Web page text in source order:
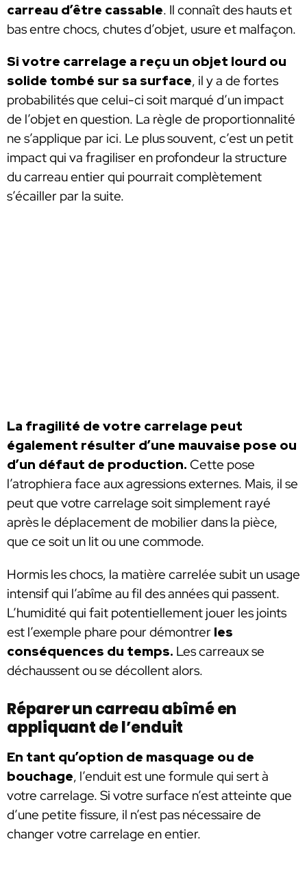
carreau d’être cassable. Il connaît des hauts et
bas entre chocs, chutes d’objet, usure et malfaçon.
Si votre carrelage a reçu un objet lourd ou
solide tombé sur sa surface, il y a de fortes
probabilités que celui-ci soit marqué d’un impact
de l’objet en question. La règle de proportionnalité
ne s’applique par ici. Le plus souvent, c’est un petit
impact qui va fragiliser en profondeur la structure
du carreau entier qui pourrait complètement
s’écailler par la suite.
La fragilité de votre carrelage peut
également résulter d’une mauvaise pose ou
d’un défaut de production. Cette pose
l’atrophiera face aux agressions externes. Mais, il se
peut que votre carrelage soit simplement rayé
après le déplacement de mobilier dans la pièce,
que ce soit un lit ou une commode.
Hormis les chocs, la matière carrelée subit un usage
intensif qui l’abîme au fil des années qui passent.
L’humidité qui fait potentiellement jouer les joints
est l’exemple phare pour démontrer les
conséquences du temps. Les carreaux se
déchaussent ou se décollent alors.
Réparer un carreau abîmé en
appliquant de l’enduit
En tant qu’option de masquage ou de
bouchage, l’enduit est une formule qui sert à
votre carrelage. Si votre surface n’est atteinte que
d’une petite fissure, il n’est pas nécessaire de
changer votre carrelage en entier.